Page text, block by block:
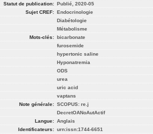
Statut de publication: Publié, 2020-05
Sujet CREF: Endocrinologie
Diabétologie
Métabolisme
Mots-clés: bicarbonate
furosemide
hypertonic saline
Hyponatremia
ODS
urea
uric acid
vaptans
Note générale: SCOPUS: re.j
DecretOANoAutActif
Langue: Anglais
Identificateurs: urn:issn:1744-6651